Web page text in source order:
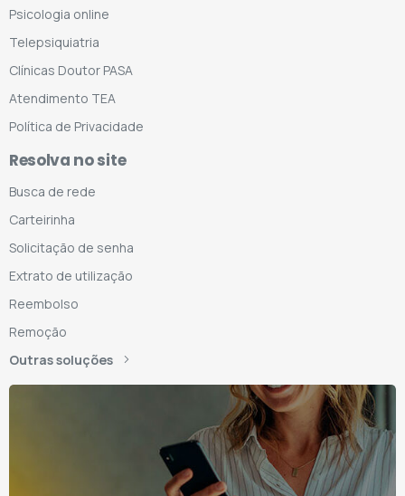
Psicologia online
Telepsiquiatria
Clínicas Doutor PASA
Atendimento TEA
Política de Privacidade
Resolva no site
Busca de rede
Carteirinha
Solicitação de senha
Extrato de utilização
Reembolso
Remoção
Outras soluções